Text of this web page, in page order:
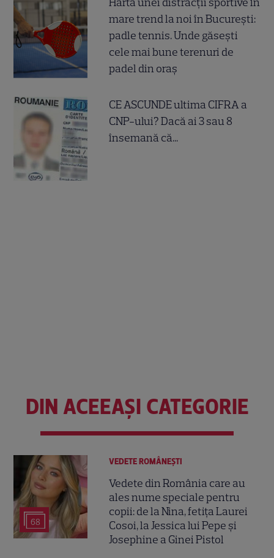
mare trend la noi în București:
padle tennis. Unde găsești
cele mai bune terenuri de
padel din oraș
CE ASCUNDE ultima CIFRA a
CNP-ului? Dacă ai 3 sau 8
însemană că...
DIN ACEEAȘI CATEGORIE
68
VEDETE ROMÂNEŞTI
Vedete din România care au
ales nume speciale pentru
copii: de la Nina, fetița Laurei
Cosoi, la Jessica lui Pepe și
Josephine a Ginei Pistol